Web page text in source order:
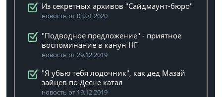
Из секретных архивов "Сайдмаунт-бюро"
новость от 03.01.2020
"Подводное предложение" - приятное
воспоминание в канун НГ
новость от 29.12.2019
"Я убью тебя лодочник", как дед Мазай
зайцев по Десне катал
новость от 19.12.2019